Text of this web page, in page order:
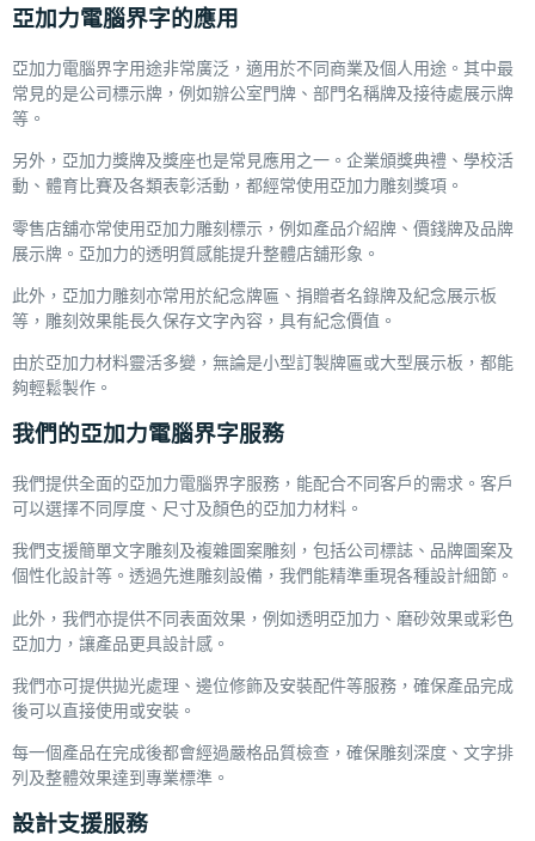
亞加力電腦界字的應用
亞加力電腦界字用途非常廣泛，適用於不同商業及個人用途。其中最
常見的是公司標示牌，例如辦公室門牌、部門名稱牌及接待處展示牌
等。
另外，亞加力獎牌及獎座也是常見應用之一。企業頒獎典禮、學校活
動、體育比賽及各類表彰活動，都經常使用亞加力雕刻獎項。
零售店舖亦常使用亞加力雕刻標示，例如產品介紹牌、價錢牌及品牌
展示牌。亞加力的透明質感能提升整體店舖形象。
此外，亞加力雕刻亦常用於紀念牌匾、捐贈者名錄牌及紀念展示板
等，雕刻效果能長久保存文字內容，具有紀念價值。
由於亞加力材料靈活多變，無論是小型訂製牌匾或大型展示板，都能
夠輕鬆製作。
我們的亞加力電腦界字服務
我們提供全面的亞加力電腦界字服務，能配合不同客戶的需求。客戶
可以選擇不同厚度、尺寸及顏色的亞加力材料。
我們支援簡單文字雕刻及複雜圖案雕刻，包括公司標誌、品牌圖案及
個性化設計等。透過先進雕刻設備，我們能精準重現各種設計細節。
此外，我們亦提供不同表面效果，例如透明亞加力、磨砂效果或彩色
亞加力，讓產品更具設計感。
我們亦可提供拋光處理、邊位修飾及安裝配件等服務，確保產品完成
後可以直接使用或安裝。
每一個產品在完成後都會經過嚴格品質檢查，確保雕刻深度、文字排
列及整體效果達到專業標準。
設計支援服務